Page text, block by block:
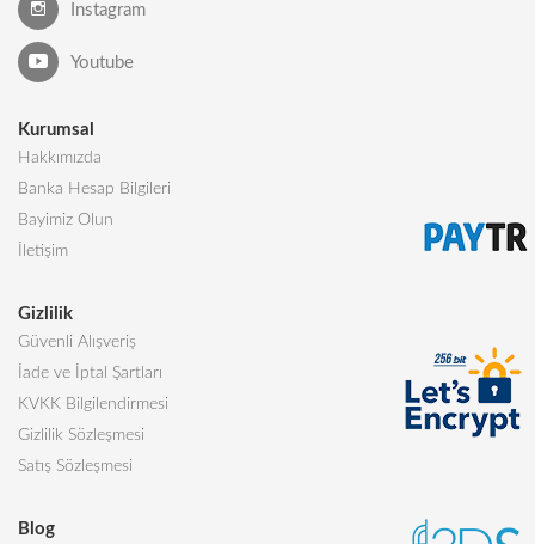
Instagram
Youtube
Kurumsal
Hakkımızda
Banka Hesap Bilgileri
Bayimiz Olun
İletişim
Gizlilik
Güvenli Alışveriş
İade ve İptal Şartları
KVKK Bilgilendirmesi
Gizlilik Sözleşmesi
Satış Sözleşmesi
Blog